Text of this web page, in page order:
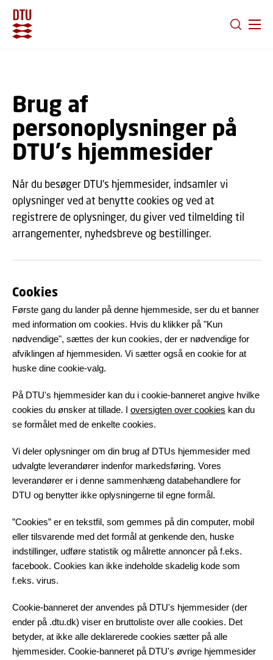
Brug af
personoplysninger på
DTU's hjemmesider
Når du besøger DTU's hjemmesider, indsamler vi
oplysninger ved at benytte cookies og ved at
registrere de oplysninger, du giver ved tilmelding til
arrangementer, nyhedsbreve og bestillinger.
Cookies
Første gang du lander på denne hjemmeside, ser du et banner
med information om cookies. Hvis du klikker på "Kun
nødvendige", sættes der kun cookies, der er nødvendige for
afviklingen af hjemmesiden. Vi sætter også en cookie for at
huske dine cookie-valg.
På DTU's hjemmesider kan du i cookie-banneret angive hvilke
cookies du ønsker at tillade. I oversigten over cookies kan du
se formålet med de enkelte cookies.
Vi deler oplysninger om din brug af DTUs hjemmesider med
udvalgte leverandører indenfor markedsføring. Vores
leverandører er i denne sammenhæng databehandlere for
DTU og benytter ikke oplysningerne til egne formål.
”Cookies” er en tekstfil, som gemmes på din computer, mobil
eller tilsvarende med det formål at genkende den, huske
indstillinger, udføre statistik og målrette annoncer på f.eks.
facebook. Cookies kan ikke indeholde skadelig kode som
f.eks. virus.
Cookie-banneret der anvendes på DTU's hjemmesider (der
ender på .dtu.dk) viser en bruttoliste over alle cookies. Det
betyder, at ikke alle deklarerede cookies sætter på alle
hjemmesider. Cookie-banneret på DTU's øvrige hjemmesider